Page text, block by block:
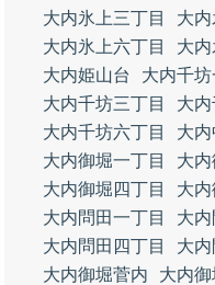
大内氷上三丁目
大内
大内氷上六丁目
大内
大内姫山台
大内千坊
大内千坊三丁目
大内
大内千坊六丁目
大内
大内御堀一丁目
大内
大内御堀四丁目
大内
大内問田一丁目
大内
大内問田四丁目
大内
大内御堀菅内
大内